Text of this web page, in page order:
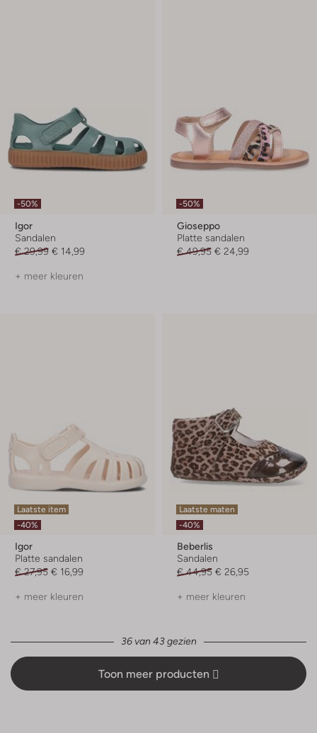
-50%
Igor
Sandalen
€ 29,99 € 14,99
+ meer kleuren
-50%
Gioseppo
Platte sandalen
€ 49,95 € 24,99
Laatste item
-40%
Igor
Platte sandalen
€ 27,95 € 16,99
+ meer kleuren
Laatste maten
-40%
Beberlis
Sandalen
€ 44,95 € 26,95
+ meer kleuren
36 van 43 gezien
Toon meer producten